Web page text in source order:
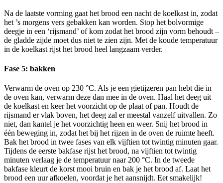
Na de laatste vorming gaat het brood een nacht de koelkast in, zodat
het ’s morgens vers gebakken kan worden. Stop het bolvormige
deegje in een ‘rijsmand’ of kom zodat het brood zijn vorm behoudt –
de gladde zijde moet dus niet te zien zijn. Met de koude temperatuur
in de koelkast rijst het brood heel langzaam verder.
Fase 5: bakken
Verwarm de oven op 230 °C. Als je een gietijzeren pan hebt die in
de oven kan, verwarm deze dan mee in de oven. Haal het deeg uit
de koelkast en keer het voorzicht op de plaat of pan. Houdt de
rijsmand er vlak boven, het deeg zal er meestal vanzelf uitvallen. Zo
niet, dan kantel je het voorzichtig heen en weer. Snij het brood in
één beweging in, zodat het bij het rijzen in de oven de ruimte heeft.
Bak het brood in twee fases van elk vijftien tot twintig minuten gaar.
Tijdens de eerste bakfase rijst het brood, na vijftien tot twintig
minuten verlaag je de temperatuur naar 200 °C. In de tweede
bakfase kleurt de korst mooi bruin en bak je het brood af. Laat het
brood een uur afkoelen, voordat je het aansnijdt. Eet smakelijk!